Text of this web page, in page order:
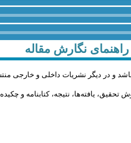
راهنمای نگارش مقاله
و در دیگر نشریات داخلی و خارجی
یافته‌ها، نتیجه، کتابنامه و